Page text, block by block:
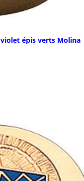
épis verts Molina